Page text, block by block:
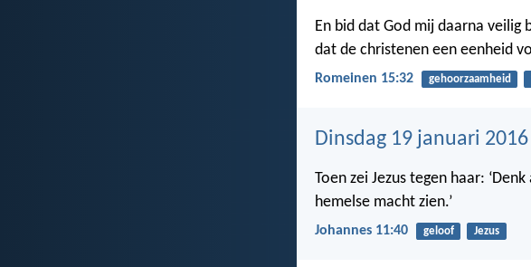
En bid dat God mij daarna
dat de christenen een eenheid
Romeinen 15:32 gehoorzaamheid
Dinsdag 19 januari 2016
Toen zei Jezus tegen haar:
hemelse macht zien.’
Johannes 11:40 geloof Jezus